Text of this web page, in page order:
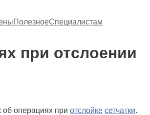
ПолезноеСпециалистам
при отслоении
об операциях при отслойке сетчатки.